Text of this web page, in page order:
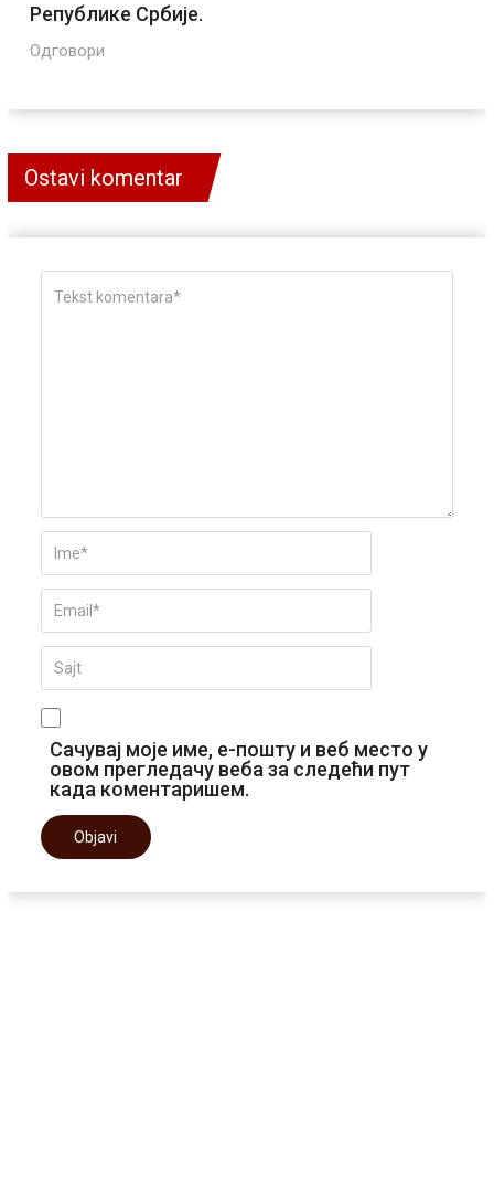
Републике Србије.
Одговори
Ostavi komentar
Сачувај моје име, е-пошту и веб место у
овом прегледачу веба за следећи пут
када коментаришем.